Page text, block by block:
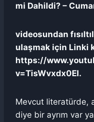
mi Dahildi? –
videosundan
ulaşmak için Linki
https://
v=TisWvxdx0EI.
Mevcut literatürde,
diye bir ayrım var